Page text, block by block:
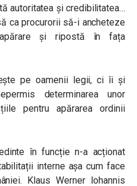
autoritatea și credibilitatea…
ca procurorii să-i ancheteze
și ripostă în fața
pe oamenii legii, ci îi și
determinarea unor
pentru apărarea ordinii
în funcție n-a acționat
interne așa cum face
Klaus Werner Iohannis